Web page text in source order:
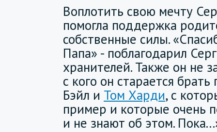
Воплотить свою мечту
помогла поддержка
собственные силы.
Папа» - поблагодарил
хранителей. Также он не
с кого он старается
Бэйл и Том Харди, с
пример и которые очень
и не знают об этом.